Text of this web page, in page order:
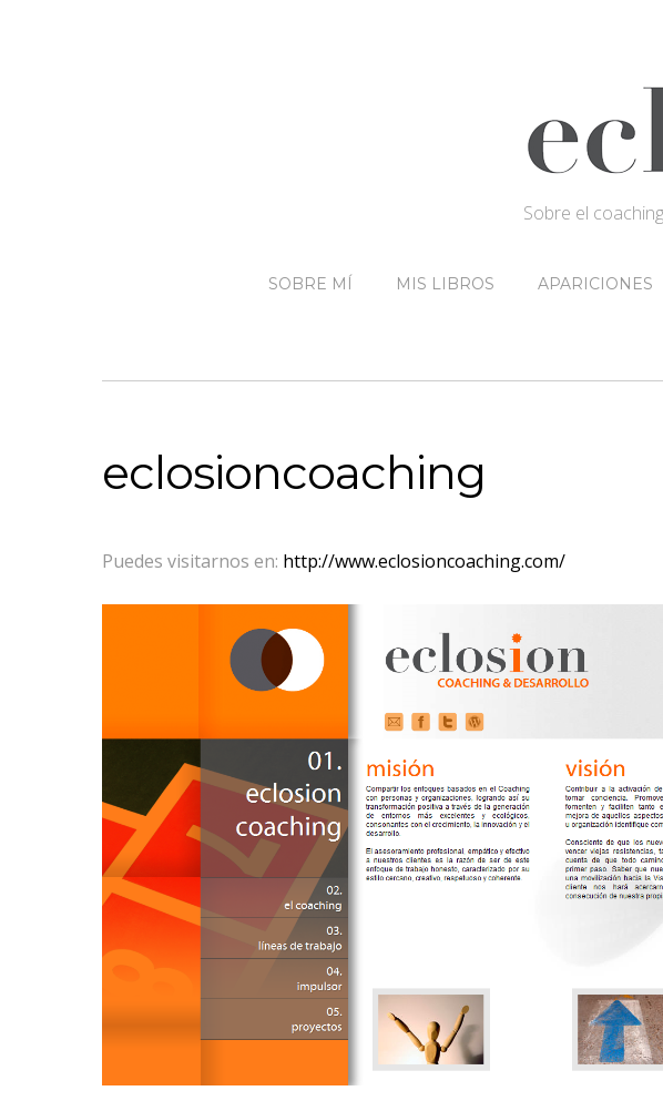
Sobre el
SOBRE MÍ MIS LIBROS APARICIONES
eclosioncoaching
Puedes visitarnos en: http://www.eclosioncoaching.com/